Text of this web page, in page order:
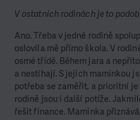
V ostatních rodinách je to
Ano. Třeba v jedné rodině
oslovila mě přímo škola. V
osmé třídě. Během jara a
a nestíhají. S jejich maminkou
potřeba se zaměřit, a prioritní
rodině jsou i další potíže.
řešit finance. Maminka